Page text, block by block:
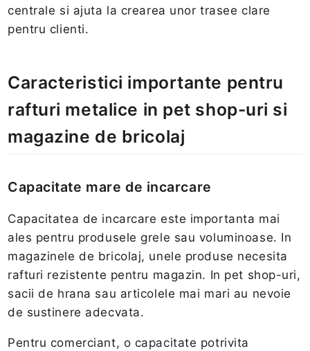
centrale si ajuta la crearea unor trasee clare
pentru clienti.
Caracteristici importante pentru
rafturi metalice in pet shop-uri si
magazine de bricolaj
Capacitate mare de incarcare
Capacitatea de incarcare este importanta mai
ales pentru produsele grele sau voluminoase. In
magazinele de bricolaj, unele produse necesita
rafturi rezistente pentru magazin. In pet shop-uri,
sacii de hrana sau articolele mai mari au nevoie
de sustinere adecvata.
Pentru comerciant, o capacitate potrivita